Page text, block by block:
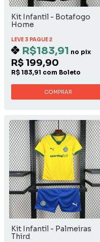
Kit Infantil - Botafogo
Home
LEVE 3 PAGUE 2
R$183,91 no pix
R$ 199,90
R$ 183,91 com Boleto
COMPRAR
Kit Infantil - Palmeiras
Third